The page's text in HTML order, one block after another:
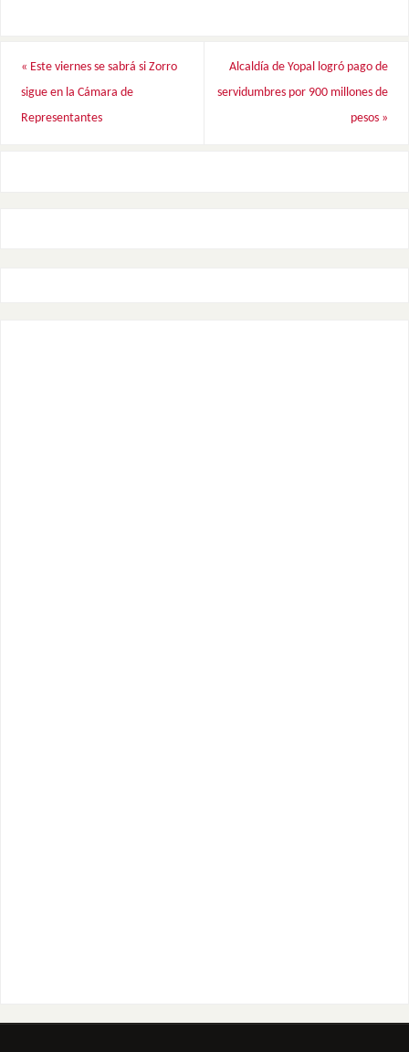
« Este viernes se sabrá si Zorro
sigue en la Cámara de
Representantes
Alcaldía de Yopal logró pago de
servidumbres por 900 millones de
pesos »